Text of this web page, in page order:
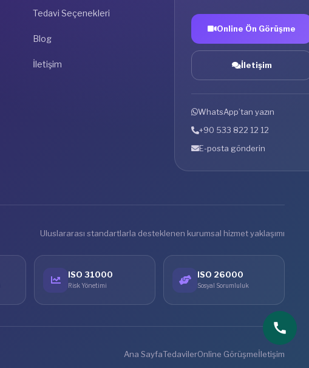
Tedavi Seçenekleri
Blog
İletişim
Online Ön Görüşme
İletişim
WhatsApp’tan yazın
+90 533 822 12 12
E-posta gönderin
Uluslararası standartlarla desteklenen kurumsal hizmet yaklaşımı
ISO 31000
Risk Yönetimi
ISO 26000
Sosyal Sorumluluk
Ana SayfaTedavilerOnline Görüşmeİletişim